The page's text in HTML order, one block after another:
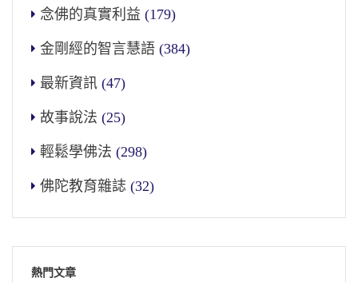
念佛的真實利益 (179)
金剛經的智言慧語 (384)
最新資訊 (47)
故事說法 (25)
輕鬆學佛法 (298)
佛陀教育雜誌 (32)
熱門文章